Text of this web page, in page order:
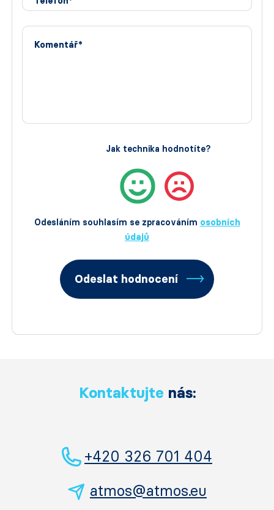
Komentář*
Odesláním souhlasím se zpracováním osobních
údajů
Jak technika hodnotíte?
Odeslat hodnocení
Kontaktujte nás:
+420 326 701 404
atmos@atmos.eu